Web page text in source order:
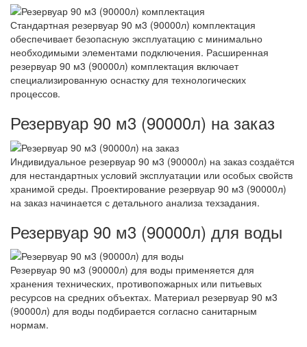
Стандартная резервуар 90 м3 (90000л) комплектация
обеспечивает безопасную эксплуатацию с минимально
необходимыми элементами подключения. Расширенная
резервуар 90 м3 (90000л) комплектация включает
специализированную оснастку для технологических
процессов.
Резервуар 90 м3 (90000л) на заказ
Индивидуальное резервуар 90 м3 (90000л) на заказ создаётся
для нестандартных условий эксплуатации или особых свойств
хранимой среды. Проектирование резервуар 90 м3 (90000л)
на заказ начинается с детального анализа техзадания.
Резервуар 90 м3 (90000л) для воды
Резервуар 90 м3 (90000л) для воды применяется для
хранения технических, противопожарных или питьевых
ресурсов на средних объектах. Материал резервуар 90 м3
(90000л) для воды подбирается согласно санитарным
нормам.